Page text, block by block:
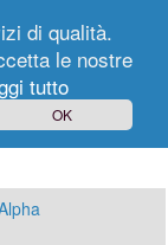
di qualità.
le nostre
tutto
OK